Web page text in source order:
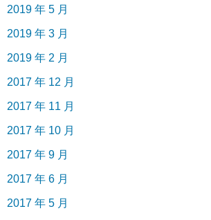
2019 年 5 月
2019 年 3 月
2019 年 2 月
2017 年 12 月
2017 年 11 月
2017 年 10 月
2017 年 9 月
2017 年 6 月
2017 年 5 月